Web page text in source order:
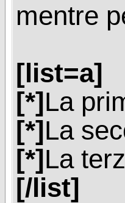
mentre
[list=a]
[*]La
[*]La
[*]La
[/list]